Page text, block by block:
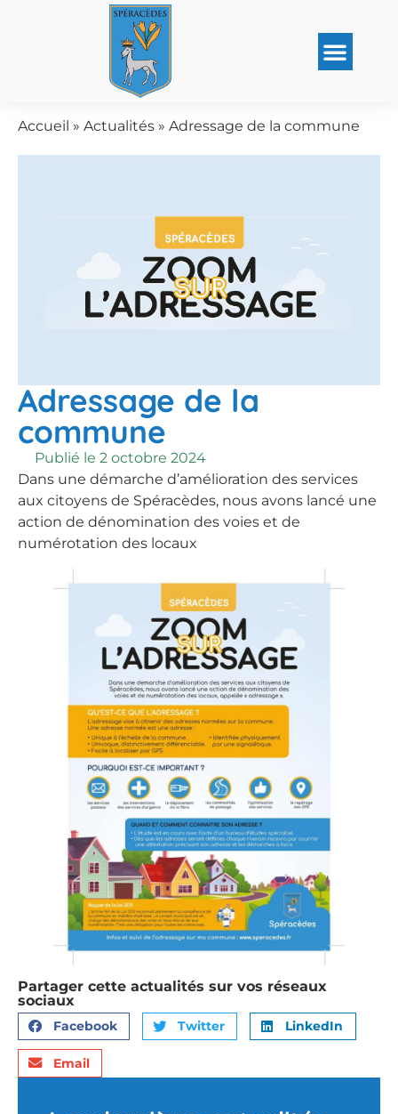
Accueil » Actualités » Adressage de la commune
Adressage de la
commune
Publié le 2 octobre 2024
Dans une démarche d’amélioration des services
aux citoyens de Spéracèdes, nous avons lancé une
action de dénomination des voies et de
numérotation des locaux
Partager cette actualités sur vos réseaux
sociaux
Facebook Twitter LinkedIn
Email